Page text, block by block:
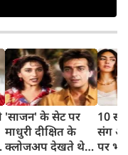
'साजन' के सेट पर
माधुरी दीक्षित के
क्लोजअप देखते थे
10
संग
पर